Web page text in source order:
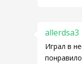
allerdsa3
Играл в